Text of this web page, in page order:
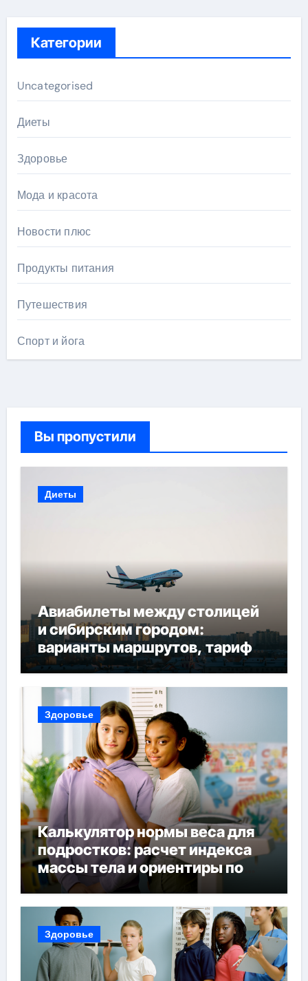
Категории
Uncategorised
Диеты
Здоровье
Мода и красота
Новости плюс
Продукты питания
Путешествия
Спорт и йога
Вы пропустили
Диеты
Авиабилеты между столицей
и сибирским городом:
варианты маршрутов, тарифы
и советы по планированию
поездки
Здоровье
Калькулятор нормы веса для
подростков: расчет индекса
массы тела и ориентиры по
возрасту, росту и полу
Здоровье